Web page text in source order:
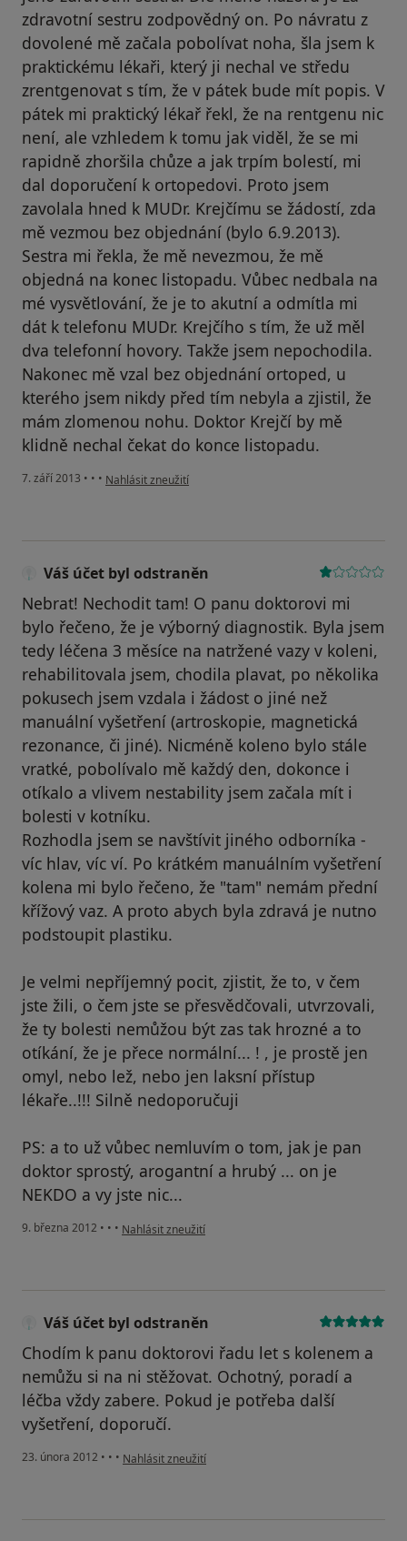
zdravotní sestru zodpovědný on. Po návratu z
dovolené mě začala pobolívat noha, šla jsem k
praktickému lékaři, který ji nechal ve středu
zrentgenovat s tím, že v pátek bude mít popis. V
pátek mi praktický lékař řekl, že na rentgenu nic
není, ale vzhledem k tomu jak viděl, že se mi
rapidně zhoršila chůze a jak trpím bolestí, mi
dal doporučení k ortopedovi. Proto jsem
zavolala hned k MUDr. Krejčímu se žádostí, zda
mě vezmou bez objednání (bylo 6.9.2013).
Sestra mi řekla, že mě nevezmou, že mě
objedná na konec listopadu. Vůbec nedbala na
mé vysvětlování, že je to akutní a odmítla mi
dát k telefonu MUDr. Krejčího s tím, že už měl
dva telefonní hovory. Takže jsem nepochodila.
Nakonec mě vzal bez objednání ortoped, u
kterého jsem nikdy před tím nebyla a zjistil, že
mám zlomenou nohu. Doktor Krejčí by mě
klidně nechal čekat do konce listopadu.
7. září 2013 • • • podle názoru uživatele Poinsettia
Nahlásit zneužití
Váš účet byl odstraněn
Nebrat! Nechodit tam! O panu doktorovi mi
bylo řečeno, že je výborný diagnostik. Byla jsem
tedy léčena 3 měsíce na natržené vazy v koleni,
rehabilitovala jsem, chodila plavat, po několika
pokusech jsem vzdala i žádost o jiné než
manuální vyšetření (artroskopie, magnetická
rezonance, či jiné). Nicméně koleno bylo stále
vratké, pobolívalo mě každý den, dokonce i
otíkalo a vlivem nestability jsem začala mít i
bolesti v kotníku.
Rozhodla jsem se navštívit jiného odborníka -
víc hlav, víc ví. Po krátkém manuálním vyšetření
kolena mi bylo řečeno, že "tam" nemám přední
křížový vaz. A proto abych byla zdravá je nutno
podstoupit plastiku.
Je velmi nepříjemný pocit, zjistit, že to, v čem
jste žili, o čem jste se přesvědčovali, utvrzovali,
že ty bolesti nemůžou být zas tak hrozné a to
otíkání, že je přece normální... ! , je prostě jen
omyl, nebo lež, nebo jen laksní přístup
lékaře..!!! Silně nedoporučuji
PS: a to už vůbec nemluvím o tom, jak je pan
doktor sprostý, arogantní a hrubý ... on je
NEKDO a vy jste nic...
9. března 2012 • • • podle názoru uživatele Váš účet byl odstraněn
Nahlásit zneužití
Váš účet byl odstraněn
Chodím k panu doktorovi řadu let s kolenem a
nemůžu si na ni stěžovat. Ochotný, poradí a
léčba vždy zabere. Pokud je potřeba další
vyšetření, doporučí.
23. února 2012 • • • podle názoru uživatele Váš účet byl odstraněn
Nahlásit zneužití